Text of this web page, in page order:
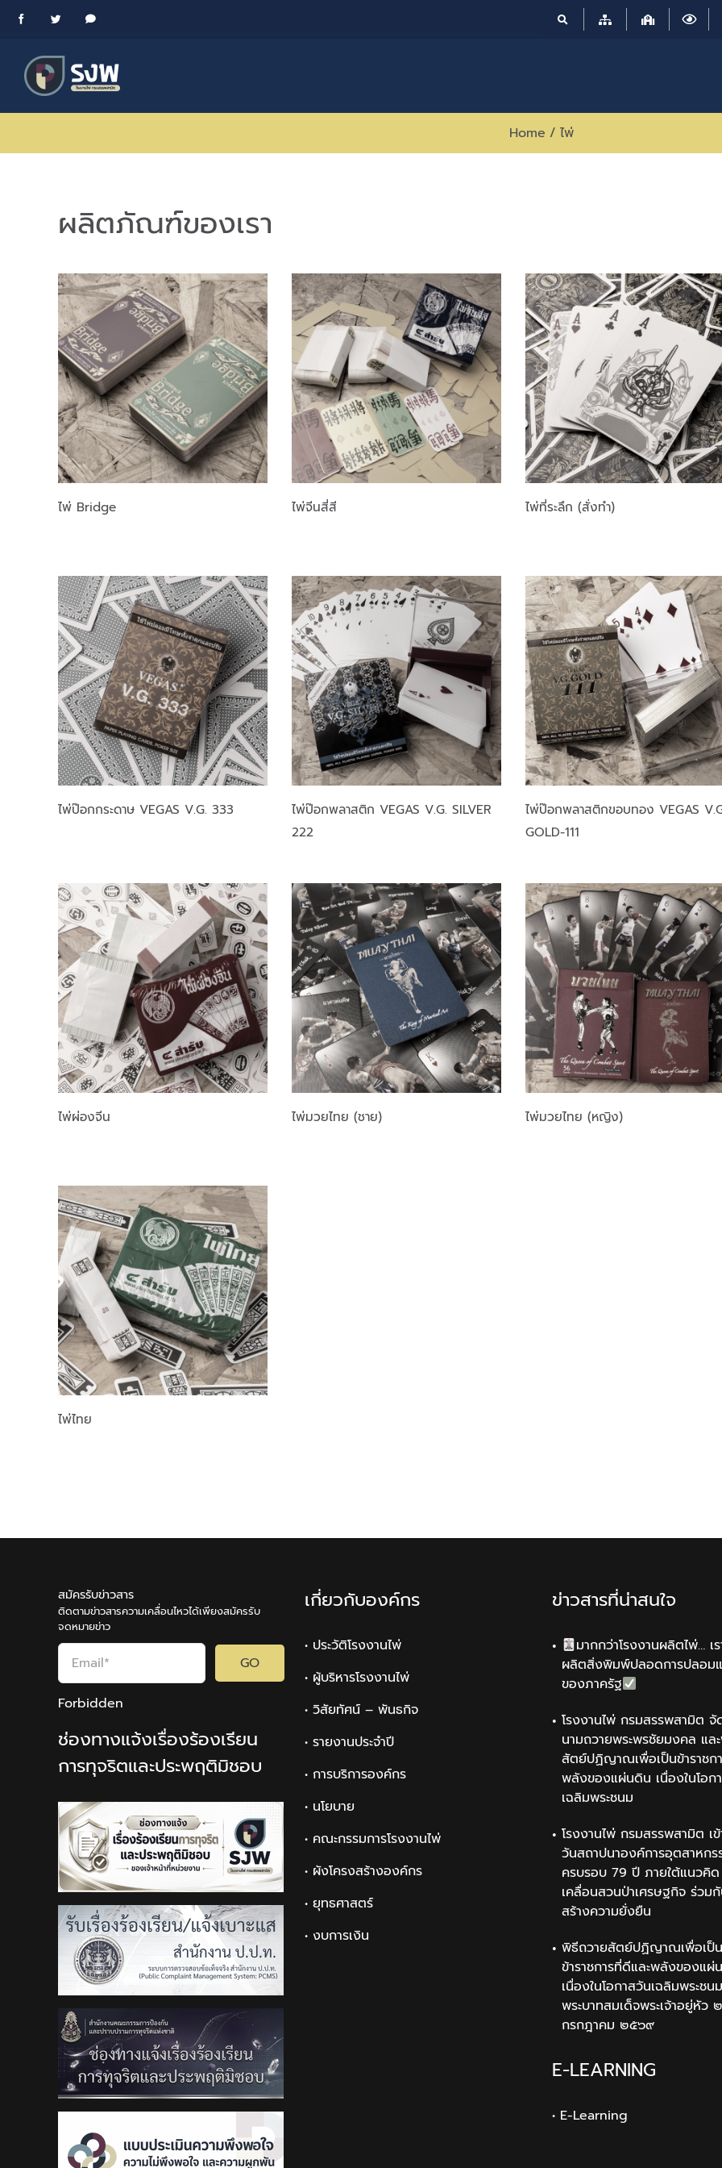
Skip
FacebookTwitter Messenger
Home / ไพ่
ผลิตภัณฑ์ของเรา
ไพ่ Bridge ไพ่จีนสี่สี ไพ่ที่ระลึก (สั่งทำ)
ไพ่ป๊อกกระดาษ VEGAS V.G. 333
ไพ่ป๊อกพลาสติก VEGAS V.G. SILVER
222
ไพ่ป๊อกพลาสติกขอบทอง VEGAS
GOLD-111
ไพ่ผ่องจีน ไพ่มวยไทย (ชาย) ไพ่มวยไทย (หญิง)
ไพ่ไทย
สมัครรับข่าวสาร
ติดตามข่าวสารความเคลื่อนไหวได้เพียงสมัครรับ
จดหมายข่าว
GO
Forbidden
ช่องทางแจ้งเรื่องร้องเรียน
การทุจริตและประพฤติมิชอบ
เกี่ยวกับองค์กร
• ประวัติโรงงานไพ่
• ผู้บริหารโรงงานไพ่
• วิสัยทัศน์ – พันธกิจ
• รายงานประจำปี
• การบริการองค์กร
• นโยบาย
• คณะกรรมการโรงงานไพ่
• ผังโครงสร้างองค์กร
• ยุทธศาสตร์
• งบการเงิน
ข่าวสารที่น่าสนใจ
มากกว่าโรงงานผลิตไพ่… เ
ผลิตสิ่งพิมพ์ปลอดการปลอม
ของภาครัฐ
โรงงานไพ่ กรมสรรพสามิต
นามถวายพระพรชัยมงคล แล
สัตย์ปฏิญาณเพื่อเป็นข้าราชก
พลังของแผ่นดิน เนื่องในโอก
เฉลิมพระชนม
โรงงานไพ่ กรมสรรพสามิต เ
วันสถาปนาองค์การอุตสาหกร
ครบรอบ 79 ปี ภายใต้แนวคิ
เคลื่อนสวนป่าเศรษฐกิจ ร่วม
สร้างความยั่งยืน
พิธีถวายสัตย์ปฏิญาณเพื่อเป็น
ข้าราชการที่ดีและพลังของแผ่
เนื่องในโอกาสวันเฉลิมพระชน
พระบาทสมเด็จพระเจ้าอยู่หัว
กรกฎาคม ๒๕๖๙
E-LEARNING
• E-Learning